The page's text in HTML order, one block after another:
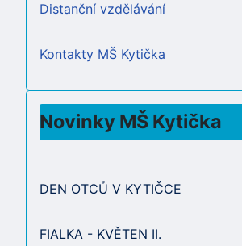
Distanční vzdělávání
Kontakty MŠ Kytička
Novinky MŠ Kytička
DEN OTCŮ V KYTIČCE
FIALKA - KVĚTEN II.